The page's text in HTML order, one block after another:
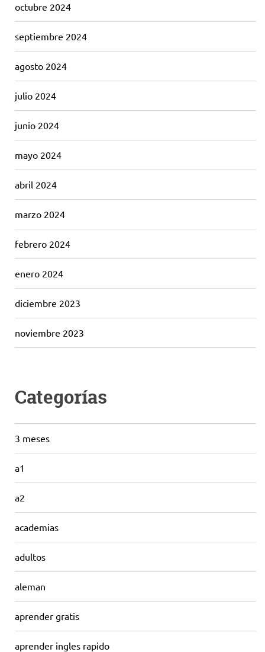
octubre 2024
septiembre 2024
agosto 2024
julio 2024
junio 2024
mayo 2024
abril 2024
marzo 2024
febrero 2024
enero 2024
diciembre 2023
noviembre 2023
Categorías
3 meses
a1
a2
academias
adultos
aleman
aprender gratis
aprender ingles rapido